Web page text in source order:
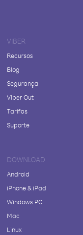
VIBER
Recursos
Blog
Segurança
Viber Out
Tarifas
Suporte
DOWNLOAD
Android
iPhone & iPad
Windows PC
Mac
Linux